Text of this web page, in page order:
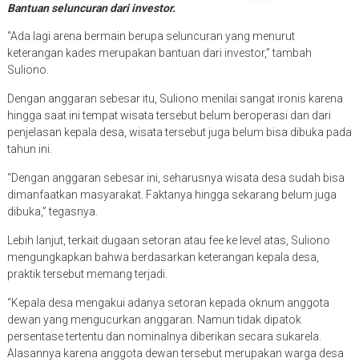
Bantuan seluncuran dari investor.
“Ada lagi arena bermain berupa seluncuran yang menurut
keterangan kades merupakan bantuan dari investor,” tambah
Suliono.
Dengan anggaran sebesar itu, Suliono menilai sangat ironis karena
hingga saat ini tempat wisata tersebut belum beroperasi dan dari
penjelasan kepala desa, wisata tersebut juga belum bisa dibuka pada
tahun ini.
“Dengan anggaran sebesar ini, seharusnya wisata desa sudah bisa
dimanfaatkan masyarakat. Faktanya hingga sekarang belum juga
dibuka,” tegasnya.
Lebih lanjut, terkait dugaan setoran atau fee ke level atas, Suliono
mengungkapkan bahwa berdasarkan keterangan kepala desa,
praktik tersebut memang terjadi.
“Kepala desa mengakui adanya setoran kepada oknum anggota
dewan yang mengucurkan anggaran. Namun tidak dipatok
persentase tertentu dan nominalnya diberikan secara sukarela.
Alasannya karena anggota dewan tersebut merupakan warga desa